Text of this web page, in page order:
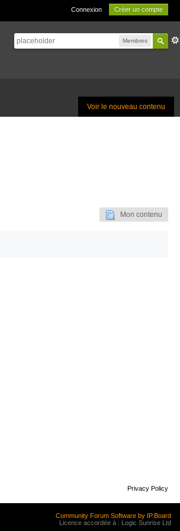
Connexion Créer un compte
Membres
Voir le nouveau contenu
Mon contenu
Privacy Policy
Community Forum Software by IP.Board
Licence accordée à : Logic Sunrise Ltd